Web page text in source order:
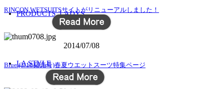
PRODUCTS_LADYS
LA STYLE
RINCON WETSUITSサイトがリニューアルしました！
2014/07/08
Blue.(3/10発売号)春夏ウエットスーツ特集ページ